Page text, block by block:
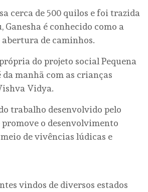
cerca de 500 quilos e foi trazida
é conhecido como a
de caminhos.
do projeto social Pequena
manhã com as crianças
Vidya.
trabalho desenvolvido pelo
o desenvolvimento
de vivências lúdicas e
vindos de diversos estados